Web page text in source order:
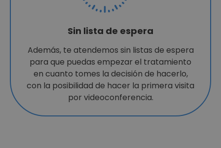
Sin lista de espera
Además, te atendemos sin listas de espera
para que puedas empezar el tratamiento
en cuanto tomes la decisión de hacerlo,
con la posibilidad de hacer la primera visita
por videoconferencia.